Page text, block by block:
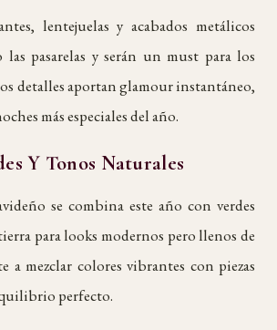
lentejuelas y acabados metálicos
pasarelas y serán un must para los
detalles aportan glamour instantáneo,
más especiales del año.
Y Tonos Naturales
se combina este año con verdes
para looks modernos pero llenos de
a mezclar colores vibrantes con piezas
perfecto.